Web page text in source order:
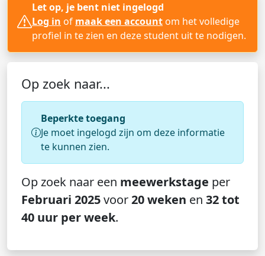
Let op, je bent niet ingelogd
Log in of maak een account om het volledige
profiel in te zien en deze student uit te nodigen.
Op zoek naar...
Beperkte toegang
Je moet ingelogd zijn om deze informatie
te kunnen zien.
Op zoek naar een meewerkstage per
Februari 2025voor20 weken en 32 tot
40 uur per week.